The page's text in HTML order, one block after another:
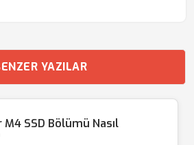
YAZILAR
SSD Bölümü Nasıl